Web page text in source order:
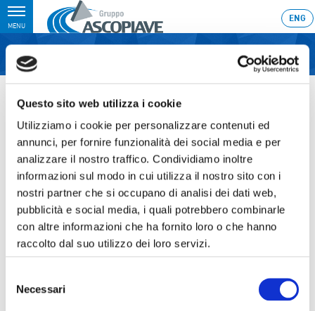
Questo sito web utilizza i cookie
Utilizziamo i cookie per personalizzare contenuti ed
annunci, per fornire funzionalità dei social media e per
analizzare il nostro traffico. Condividiamo inoltre
informazioni sul modo in cui utilizza il nostro sito con i
nostri partner che si occupano di analisi dei dati web,
pubblicità e social media, i quali potrebbero combinarle
con altre informazioni che ha fornito loro o che hanno
raccolto dal suo utilizzo dei loro servizi.
delNecessari
Toggle
navigation
MENU
ENG
semestre 2018
Ultimo aggiornamento: 01/08/2018 11:44
01.08.2018
APPROVATI DAL CONSIGLIO DI
AMMINISTRAZIONE I
RISULTATI DEL PRIMO
SEMESTRE 2018